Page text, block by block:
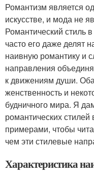
Романтизм является
искусстве, и мода не
Романтический стиль
часто его даже делят
наивную романтику и
направления
к движениям души.
женственность и
будничного мира. Я
романтических
примерами, чтобы
чем эти стилевые
Характеристика